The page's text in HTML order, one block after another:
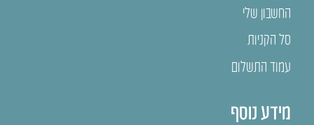
החשבון שלי
סל הקניות
עמוד התשלום
מידע נוסף